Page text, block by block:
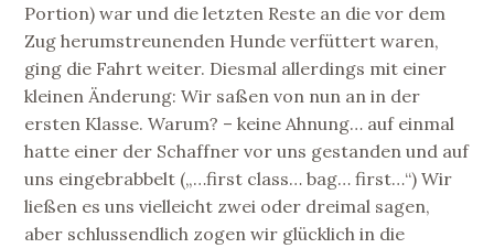
Portion) war und die letzten Reste an die vor dem
Zug herumstreunenden Hunde verfüttert waren,
ging die Fahrt weiter. Diesmal allerdings mit einer
kleinen Änderung: Wir saßen von nun an in der
ersten Klasse. Warum? – keine Ahnung… auf einmal
hatte einer der Schaffner vor uns gestanden und auf
uns eingebrabbelt („…first class… bag… first…“) Wir
ließen es uns vielleicht zwei oder dreimal sagen,
aber schlussendlich zogen wir glücklich in die